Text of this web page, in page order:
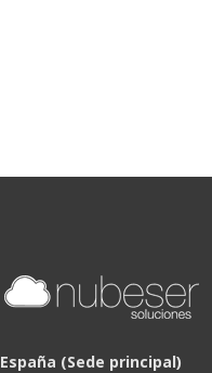
España (Sede principal)